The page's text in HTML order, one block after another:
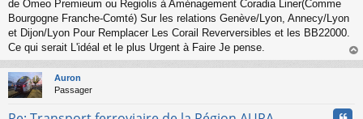
s
s
a
g
e
n
o
n
l
de Omeo Premieum ou Regiolis à Aménagement Coradia Liner(Comme
Bourgogne Franche-Comté) Sur les relations Genève/Lyon, Annecy/Lyon
et Dijon/Lyon Pour Remplacer Les Corail Reverversibles et les BB22000.
Ce qui serait L'idéal et le plus Urgent à Faire Je pense.
au
Auron
Passager